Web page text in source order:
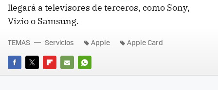
llegará a televisores de terceros, como Sony,
Vizio o Samsung.
FACEBOOK
TWITTERFLIPBOARD
E-
WHATSAPP
TEMAS Servicios Apple Apple Card